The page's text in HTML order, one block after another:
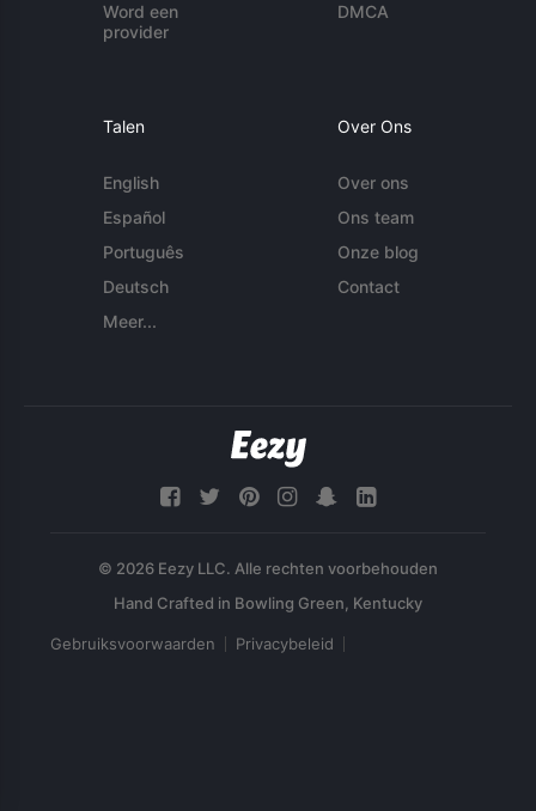
Word een
provider
DMCA
Talen
English
Español
Português
Deutsch
Meer...
Over Ons
Over ons
Ons team
Onze blog
Contact
© 2026 Eezy LLC. Alle rechten voorbehouden
Gebruiksvoorwaarden Privacybeleid